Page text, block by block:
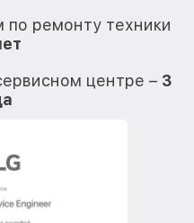
ремонту техники
центре – 3